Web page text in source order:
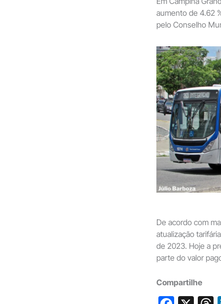
aumento de 4.62
pelo Conselho
De acordo com
atualização
de 2023. Hoje a
parte do valor
Compartilhe